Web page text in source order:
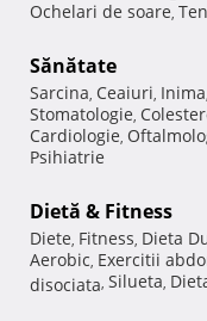
Ochelari de soare,
Sănătate
Sarcina, Ceaiuri, Inima,
Stomatologie,
Cardiologie,
Psihiatrie
Dietă & Fitness
Diete, Fitness, Dieta
Aerobic, Exercitii
disociata, Silueta,